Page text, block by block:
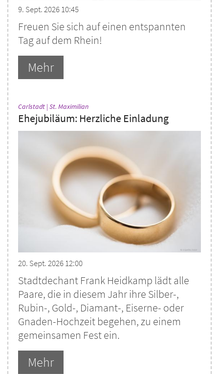
9. Sept. 2026 10:45
Freuen Sie sich auf einen entspannten
Tag auf dem Rhein!
Mehr
Carlstadt | St. Maximilian:
Ehejubiläum: Herzliche Einladung
20. Sept. 2026 12:00
Stadtdechant Frank Heidkamp lädt alle
Paare, die in diesem Jahr ihre Silber-,
Rubin-, Gold-, Diamant-, Eiserne- oder
Gnaden-Hochzeit begehen, zu einem
gemeinsamen Fest ein.
Mehr